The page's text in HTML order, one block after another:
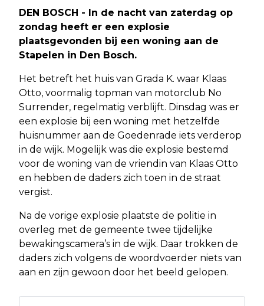
DEN BOSCH - In de nacht van zaterdag op
zondag heeft er een explosie
plaatsgevonden bij een woning aan de
Stapelen in Den Bosch.
Het betreft het huis van Grada K. waar Klaas
Otto, voormalig topman van motorclub No
Surrender, regelmatig verblijft. Dinsdag was er
een explosie bij een woning met hetzelfde
huisnummer aan de Goedenrade iets verderop
in de wijk. Mogelijk was die explosie bestemd
voor de woning van de vriendin van Klaas Otto
en hebben de daders zich toen in de straat
vergist.
Na de vorige explosie plaatste de politie in
overleg met de gemeente twee tijdelijke
bewakingscamera’s in de wijk. Daar trokken de
daders zich volgens de woordvoerder niets van
aan en zijn gewoon door het beeld gelopen.